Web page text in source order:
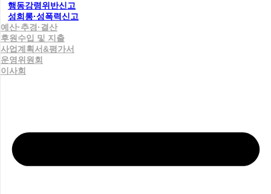
행동강령위반신고
성희롱·성폭력신고
예산·추경·결산
후원수입 및 지출
사업계획서&평가서
운영위원회
이사회